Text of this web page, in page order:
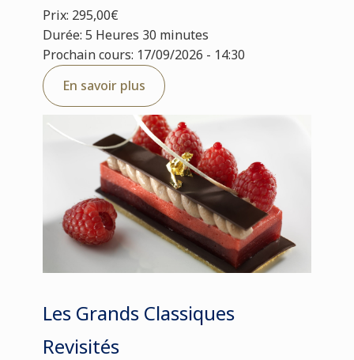
Prix: 295,00€
Durée: 5 Heures 30 minutes
Prochain cours: 17/09/2026 - 14:30
En savoir plus
Les Grands Classiques
Revisités